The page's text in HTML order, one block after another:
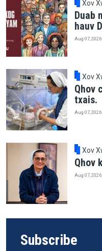
Xov
Duab
hauv
Aug 07, 2026
Xov
Qhov
txais.
Aug 07, 2026
Xov
Qhov
Aug 07, 2026
Subscribe